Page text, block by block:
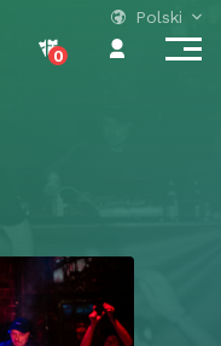
Polski
0